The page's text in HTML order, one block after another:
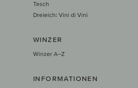
Tesch
Dreieich: Vini di Vini
WINZER
Winzer A–Z
INFORMATIONEN